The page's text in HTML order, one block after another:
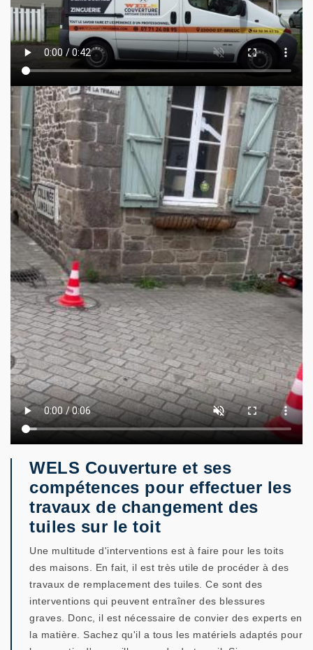
WELS Couverture et ses
compétences pour effectuer les
travaux de changement des
tuiles sur le toit
Une multitude d'interventions est à faire pour les toits
des maisons. En fait, il est très utile de procéder à des
travaux de remplacement des tuiles. Ce sont des
interventions qui peuvent entraîner des blessures
graves. Donc, il est nécessaire de convier des experts en
la matière. Sachez qu'il a tous les matériels adaptés pour